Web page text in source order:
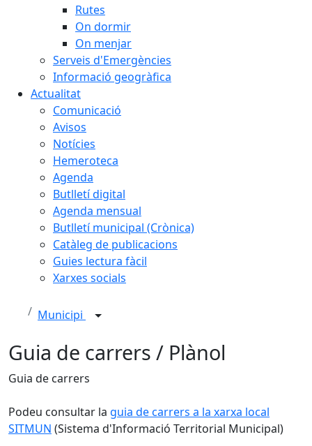
Rutes
On dormir
On menjar
Serveis d'Emergències
Informació geogràfica
Actualitat
Comunicació
Avisos
Notícies
Hemeroteca
Agenda
Butlletí digital
Agenda mensual
Butlletí municipal (Crònica)
Catàleg de publicacions
Guies lectura fàcil
Xarxes socials
Municipi
Guia de carrers / Plànol
Guia de carrers
Podeu consultar la guia de carrers a la xarxa local
SITMUN (Sistema d'Informació Territorial Municipal)